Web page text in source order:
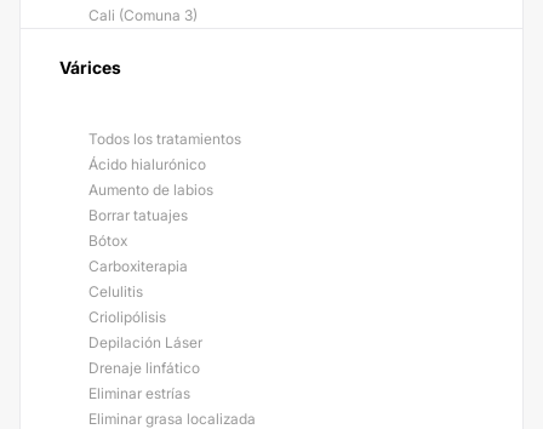
Cali (Comuna 3)
Várices
Todos los tratamientos
Ácido hialurónico
Aumento de labios
Borrar tatuajes
Bótox
Carboxiterapia
Celulitis
Criolipólisis
Depilación Láser
Drenaje linfático
Eliminar estrías
Eliminar grasa localizada